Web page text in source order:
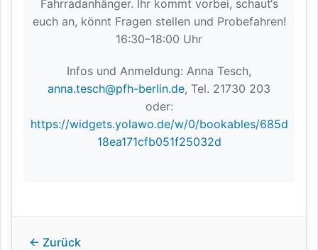
Fahrradanhänger. Ihr kommt vorbei, schaut‘s
euch an, könnt Fragen stellen und Probefahren!
16:30–18:00 Uhr
Infos und Anmeldung: Anna Tesch,
anna.tesch@pfh-berlin.de, Tel. 21730 203
oder:
https://widgets.yolawo.de/w/0/bookables/685d
18ea171cfb051f25032d
← Zurück